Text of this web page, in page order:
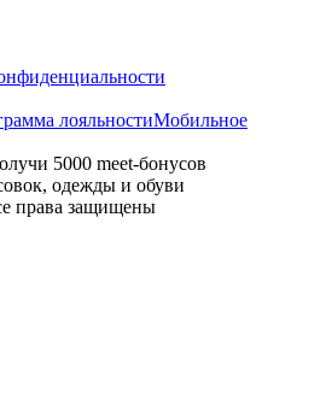
лояльностиМобильное
5000 meet-бонусов
одежды и обуви
права защищены